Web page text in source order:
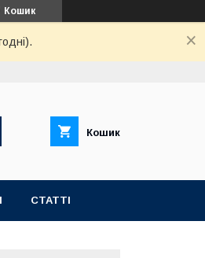
Кошик
Кошик
СТАТТІ